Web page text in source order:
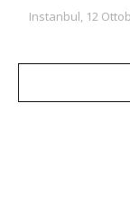
Instanbul, 12